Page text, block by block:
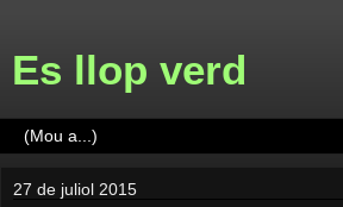
Es llop verd
27 de juliol 2015